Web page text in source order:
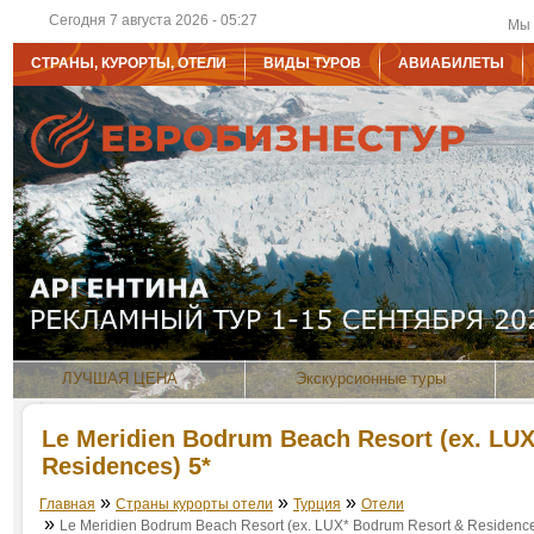
Сегодня 7 августа 2026 - 05:27 Мы
СТРАНЫ, КУРОРТЫ, ОТЕЛИ ВИДЫ ТУРОВ АВИАБИЛЕТЫ
ЛУЧШАЯ ЦЕНА Экскурсионные туры
Le Meridien Bodrum Beach Resort (ex.
Residences) 5*
Главная » Страны курорты отели » Турция » Отели
» Le Meridien Bodrum Beach Resort (ex. LUX* Bodrum Resort &